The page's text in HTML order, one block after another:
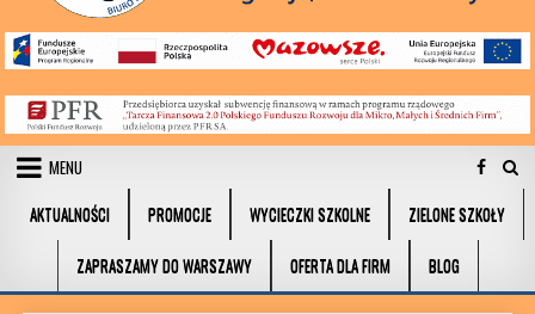
MENU
AKTUALNOŚCI
PROMOCJE WYCIECZKI SZKOLNE ZIELONE SZKOŁY
ZAPRASZAMY DO WARSZAWY OFERTA DLA FIRM BLOG